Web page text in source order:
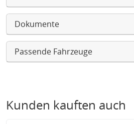
Dokumente
Passende Fahrzeuge
Kunden kauften auch